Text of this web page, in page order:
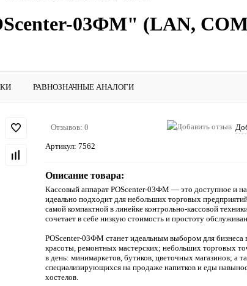
03ФМ" (LAN,
РАВНОЗНАЧНЫЕ АНАЛОГИ
Отзывов: 0
Артикул: 7562
Описание товара:
Кассовый аппарат POScenter-03ФМ — это доступное и
идеально подходит для небольших торговых
самой компактной в линейке контрольно-кассовой
сочетает в себе низкую стоимость и простоту
POScenter-03ФМ станет идеальным выбором для бизнеса
красоты, ремонтных мастерских; небольших торговых
в день: минимаркетов, бутиков, цветочных магазинов; а
специализирующихся на продаже напитков и еды
хостелов.